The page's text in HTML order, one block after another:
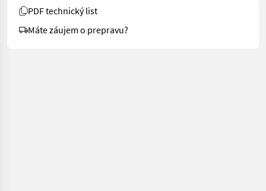
PDF technický list
Máte záujem o prepravu?